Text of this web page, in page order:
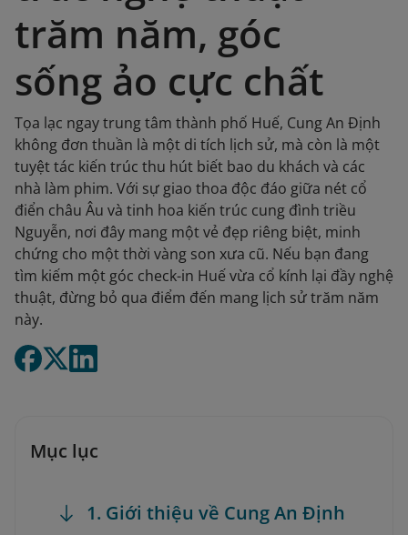
trăm năm, góc
sống ảo cực chất
Tọa lạc ngay trung tâm thành phố Huế, Cung An Định
không đơn thuần là một di tích lịch sử, mà còn là một
tuyệt tác kiến trúc thu hút biết bao du khách và các
nhà làm phim. Với sự giao thoa độc đáo giữa nét cổ
điển châu Âu và tinh hoa kiến trúc cung đình triều
Nguyễn, nơi đây mang một vẻ đẹp riêng biệt, minh
chứng cho một thời vàng son xưa cũ. Nếu bạn đang
tìm kiếm một góc check-in Huế vừa cổ kính lại đầy nghệ
thuật, đừng bỏ qua điểm đến mang lịch sử trăm năm
này.
Mục lục
1. Giới thiệu về Cung An Định